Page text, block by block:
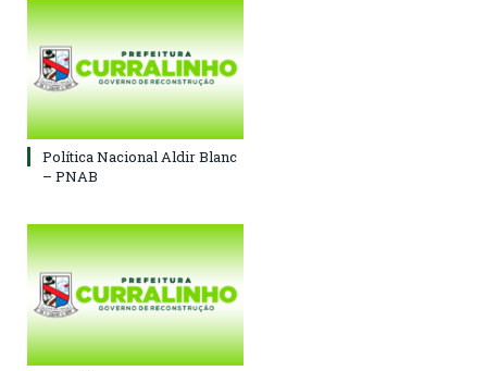
Política Nacional Aldir Blanc
– PNAB